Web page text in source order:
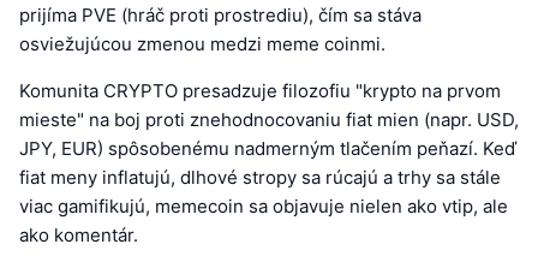
prijíma PVE (hráč proti prostrediu), čím sa stáva
osviežujúcou zmenou medzi meme coinmi.
Komunita CRYPTO presadzuje filozofiu "krypto na prvom
mieste" na boj proti znehodnocovaniu fiat mien (napr. USD,
JPY, EUR) spôsobenému nadmerným tlačením peňazí. Keď
fiat meny inflatujú, dlhové stropy sa rúcajú a trhy sa stále
viac gamifikujú, memecoin sa objavuje nielen ako vtip, ale
ako komentár.